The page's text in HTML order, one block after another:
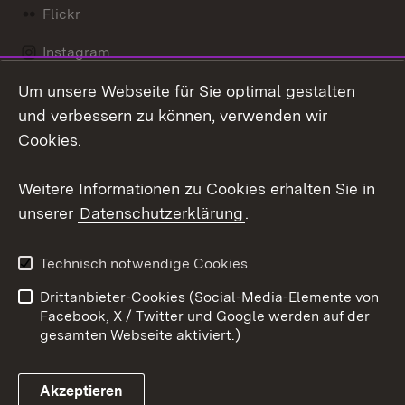
Flickr
Instagram
Social Wall
Link zum Landesportal
Barrierefreiheit
Benutzungshinweise
Impressum
Cookies
Um unsere Webseite für Sie optimal gestalten
und verbessern zu können, verwenden wir
Cookies.
Weitere Informationen zu Cookies erhalten Sie in
unserer Datenschutzerklärung.
Technisch notwendige Cookies
Drittanbieter-Cookies (Social-Media-Elemente von
Facebook, X / Twitter und Google werden auf der
gesamten Webseite aktiviert.)
Akzeptieren